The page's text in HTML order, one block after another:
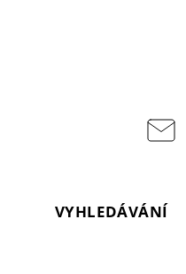
VYHLEDÁVÁNÍ